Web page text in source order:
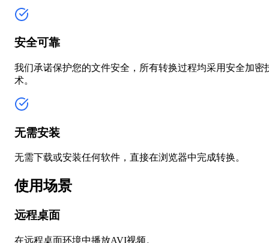
安全可靠
我们承诺保护您的文件安全，所有转换过程均采用安全加密
术。
无需安装
无需下载或安装任何软件，直接在浏览器中完成转换。
使用场景
远程桌面
在远程桌面环境中播放AVI视频。